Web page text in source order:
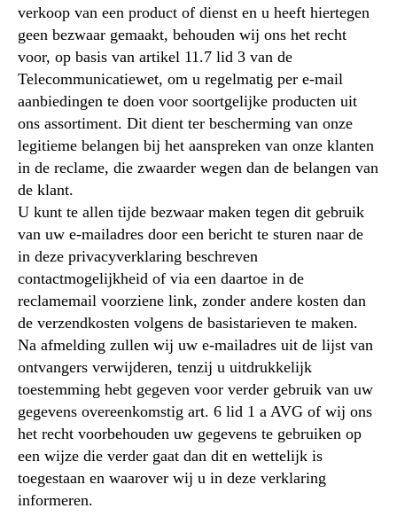
verkoop van een product of dienst en u heeft hiertegen
geen bezwaar gemaakt, behouden wij ons het recht
voor, op basis van artikel 11.7 lid 3 van de
Telecommunicatiewet, om u regelmatig per e-mail
aanbiedingen te doen voor soortgelijke producten uit
ons assortiment. Dit dient ter bescherming van onze
legitieme belangen bij het aanspreken van onze klanten
in de reclame, die zwaarder wegen dan de belangen van
de klant.
U kunt te allen tijde bezwaar maken tegen dit gebruik
van uw e-mailadres door een bericht te sturen naar de
in deze privacyverklaring beschreven
contactmogelijkheid of via een daartoe in de
reclamemail voorziene link, zonder andere kosten dan
de verzendkosten volgens de basistarieven te maken.
Na afmelding zullen wij uw e-mailadres uit de lijst van
ontvangers verwijderen, tenzij u uitdrukkelijk
toestemming hebt gegeven voor verder gebruik van uw
gegevens overeenkomstig art. 6 lid 1 a AVG of wij ons
het recht voorbehouden uw gegevens te gebruiken op
een wijze die verder gaat dan dit en wettelijk is
toegestaan en waarover wij u in deze verklaring
informeren.